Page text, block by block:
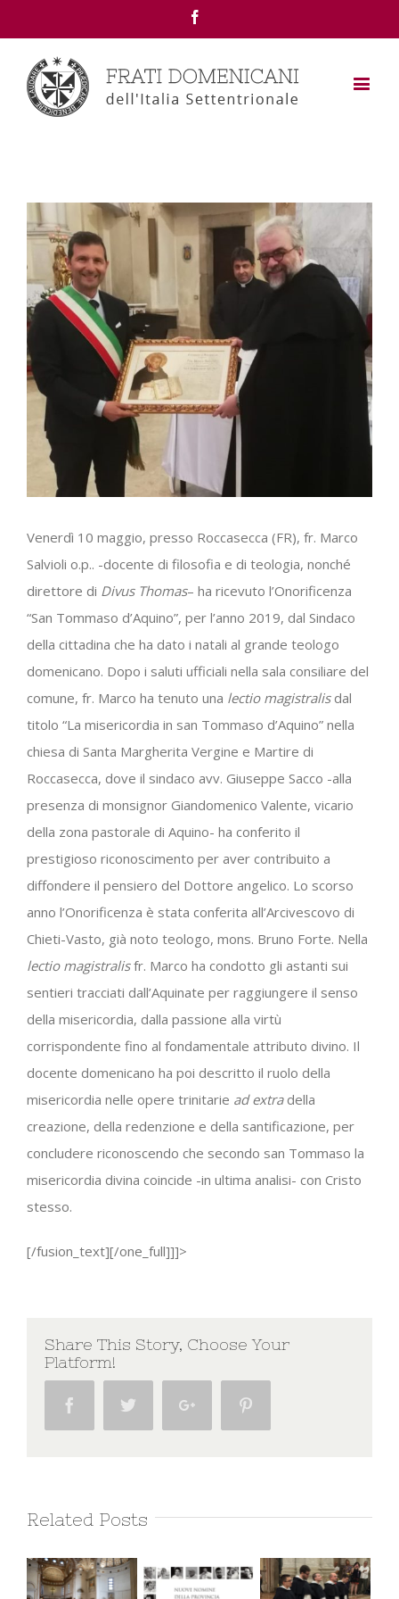
View
Larger
Image
Venerdì 10 maggio, presso Roccasecca (FR), fr. Marco
Salvioli o.p.. -docente di filosofia e di teologia, nonché
direttore di Divus Thomas– ha ricevuto l’Onorificenza
“San Tommaso d’Aquino”, per l’anno 2019, dal Sindaco
della cittadina che ha dato i natali al grande teologo
domenicano. Dopo i saluti ufficiali nella sala consiliare del
comune, fr. Marco ha tenuto una lectio magistralisdal
titolo “La misericordia in san Tommaso d’Aquino” nella
chiesa di Santa Margherita Vergine e Martire di
Roccasecca, dove il sindaco avv. Giuseppe Sacco -alla
presenza di monsignor Giandomenico Valente, vicario
della zona pastorale di Aquino- ha conferito il
prestigioso riconoscimento per aver contribuito a
diffondere il pensiero del Dottore angelico. Lo scorso
anno l’Onorificenza è stata conferita all’Arcivescovo di
Chieti-Vasto, già noto teologo, mons. Bruno Forte. Nella
lectio magistralisfr. Marco ha condotto gli astanti sui
sentieri tracciati dall’Aquinate per raggiungere il senso
della misericordia, dalla passione alla virtù
corrispondente fino al fondamentale attributo divino. Il
docente domenicano ha poi descritto il ruolo della
misericordia nelle opere trinitarie ad extradella
creazione, della redenzione e della santificazione, per
concludere riconoscendo che secondo san Tommaso la
misericordia divina coincide -in ultima analisi- con Cristo
stesso.
[/fusion_text][/one_full]]]>
Share This Story, Choose Your
Platform!
Facebook Twitter Google+
Related Posts